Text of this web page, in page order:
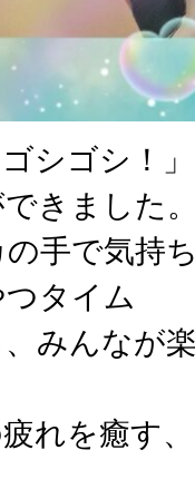
ゴシゴシ！
きました
手で気持
タイム
みんなが
れを癒す